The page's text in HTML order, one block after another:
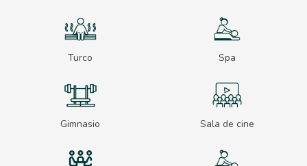
Turco Spa
Gimnasio Sala de cine